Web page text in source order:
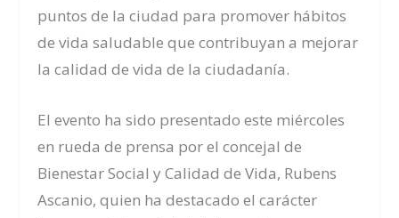
puntos de la ciudad para promover hábitos
de vida saludable que contribuyan a mejorar
la calidad de vida de la ciudadanía.
El evento ha sido presentado este miércoles
en rueda de prensa por elconcejal de
Bienestar Social y Calidad de Vida, Rubens
Ascanio, quien ha destacado el carácter